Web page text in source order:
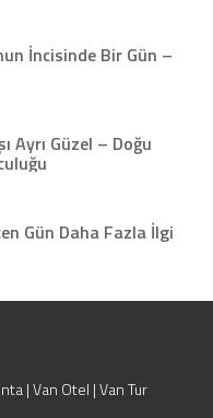
İncisinde Bir Gün –
Ayrı Güzel – Doğu
Gün Daha Fazla İlgi
| Van Otel | Van Tur